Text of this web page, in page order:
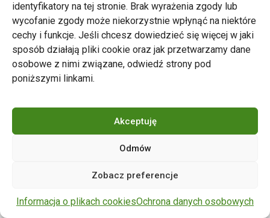
identyfikatory na tej stronie. Brak wyrażenia zgody lub
wycofanie zgody może niekorzystnie wpłynąć na niektóre
cechy i funkcje. Jeśli chcesz dowiedzieć się więcej w jaki
sposób działają pliki cookie oraz jak przetwarzamy dane
osobowe z nimi związane, odwiedź strony pod
poniższymi linkami.
Akceptuję
Odmów
Zobacz preferencje
Informacja o plikach cookiesOchrona danych osobowych
Napisz do nas
tel. 61 646 33 44
ul. Matejki 59, 60-770 Poznań
zastrzeżone.